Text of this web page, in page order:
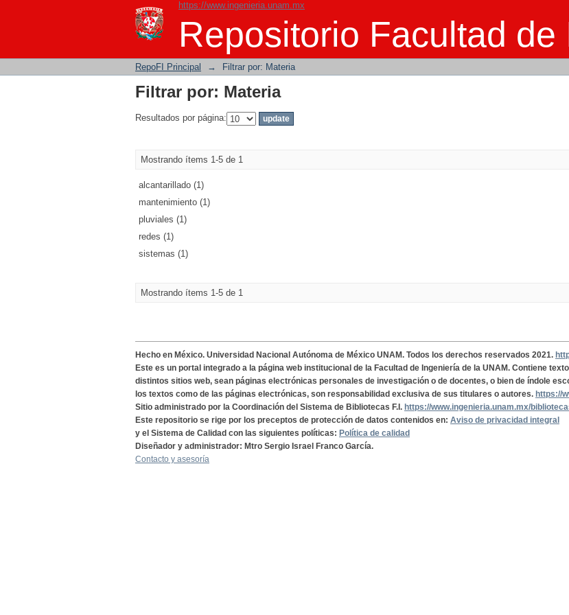
https://www.ingenieria.unam.mx
Repositorio Facultad
Filtrar por: Materia
RepoFI Principal → Filtrar por: Materia
Filtrar por: Materia
Resultados por página:
Mostrando ítems 1-5 de 1
alcantarillado (1)
mantenimiento (1)
pluviales (1)
redes (1)
sistemas (1)
Mostrando ítems 1-5 de 1
Hecho en México. Universidad Nacional Autónoma de México UNAM. Todos los derechos reservados 2021.
Este es un portal integrado a la página web institucional de la Facultad de Ingeniería de la UNAM. Contiene
distintos sitios web, sean páginas electrónicas personales de investigación o de docentes, o bien de índole
los textos como de las páginas electrónicas, son responsabilidad exclusiva de sus titulares o autores. https://
Sitio administrado por la Coordinación del Sistema de Bibliotecas F.I. https://www.ingenieria.unam.mx/
Este repositorio se rige por los preceptos de protección de datos contenidos en: Aviso de privacidad integral
y el Sistema de Calidad con las siguientes políticas: Política de calidad
Diseñador y administrador: Mtro Sergio Israel Franco García.
Contacto y asesoría